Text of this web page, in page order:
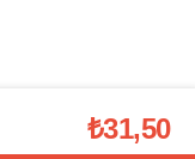
hakları saklıdır.
Web sitemizde yer alan
yazılı izni alınmadan
₺31,50